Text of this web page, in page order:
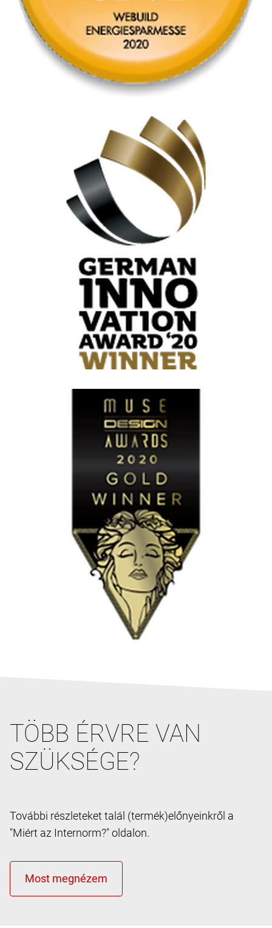
TÖBB ÉRVRE VAN
SZÜKSÉGE?
További részleteket talál (termék)előnyeinkről a
"Miért az Internorm?" oldalon.